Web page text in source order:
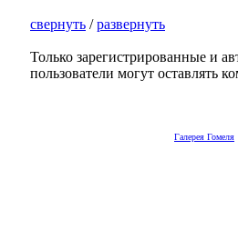
свернуть /развернуть
Только зарегистрированные и
пользователи могут оставлять
Галерея Гомеля